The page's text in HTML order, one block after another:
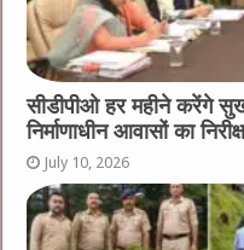
सीडीपीओ हर महीने करेंगे
निर्माणाधीन आवासों का
July 10, 2026